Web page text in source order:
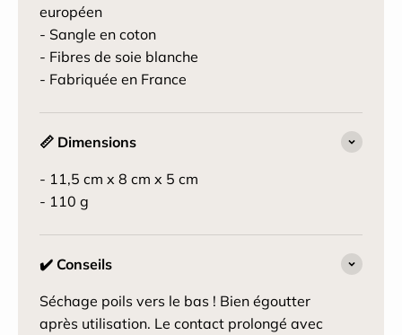
européen
- Sangle en coton
- Fibres de soie blanche
- Fabriquée en France
📏 Dimensions
- 11,5 cm x 8 cm x 5 cm
- 110 g
✔️ Conseils
Séchage poils vers le bas ! Bien égoutter
après utilisation. Le contact prolongé avec